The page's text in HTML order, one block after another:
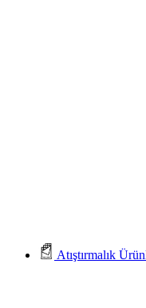
Atıştırmalık